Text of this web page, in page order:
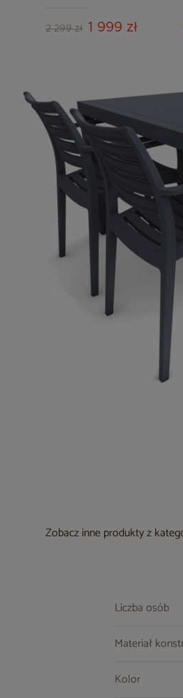
2 299 zł 1 999 zł
Zobacz inne produkty z
Liczba osób
Materiał
Kolor